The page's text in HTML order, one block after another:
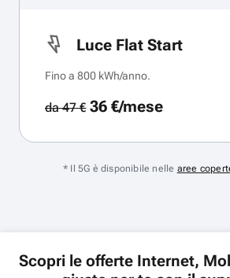
Luce Flat Start
Fino a 800 kWh/anno.
da 47 €36 €/mese
* Il 5G è disponibile nelle aree
Scopri le offerte Internet,